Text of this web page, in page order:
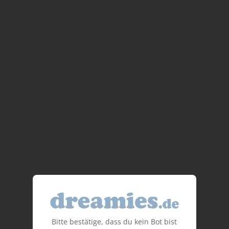
Bitte bestätige, dass du kein Bot bist